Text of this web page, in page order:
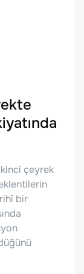
çeyrek
bir